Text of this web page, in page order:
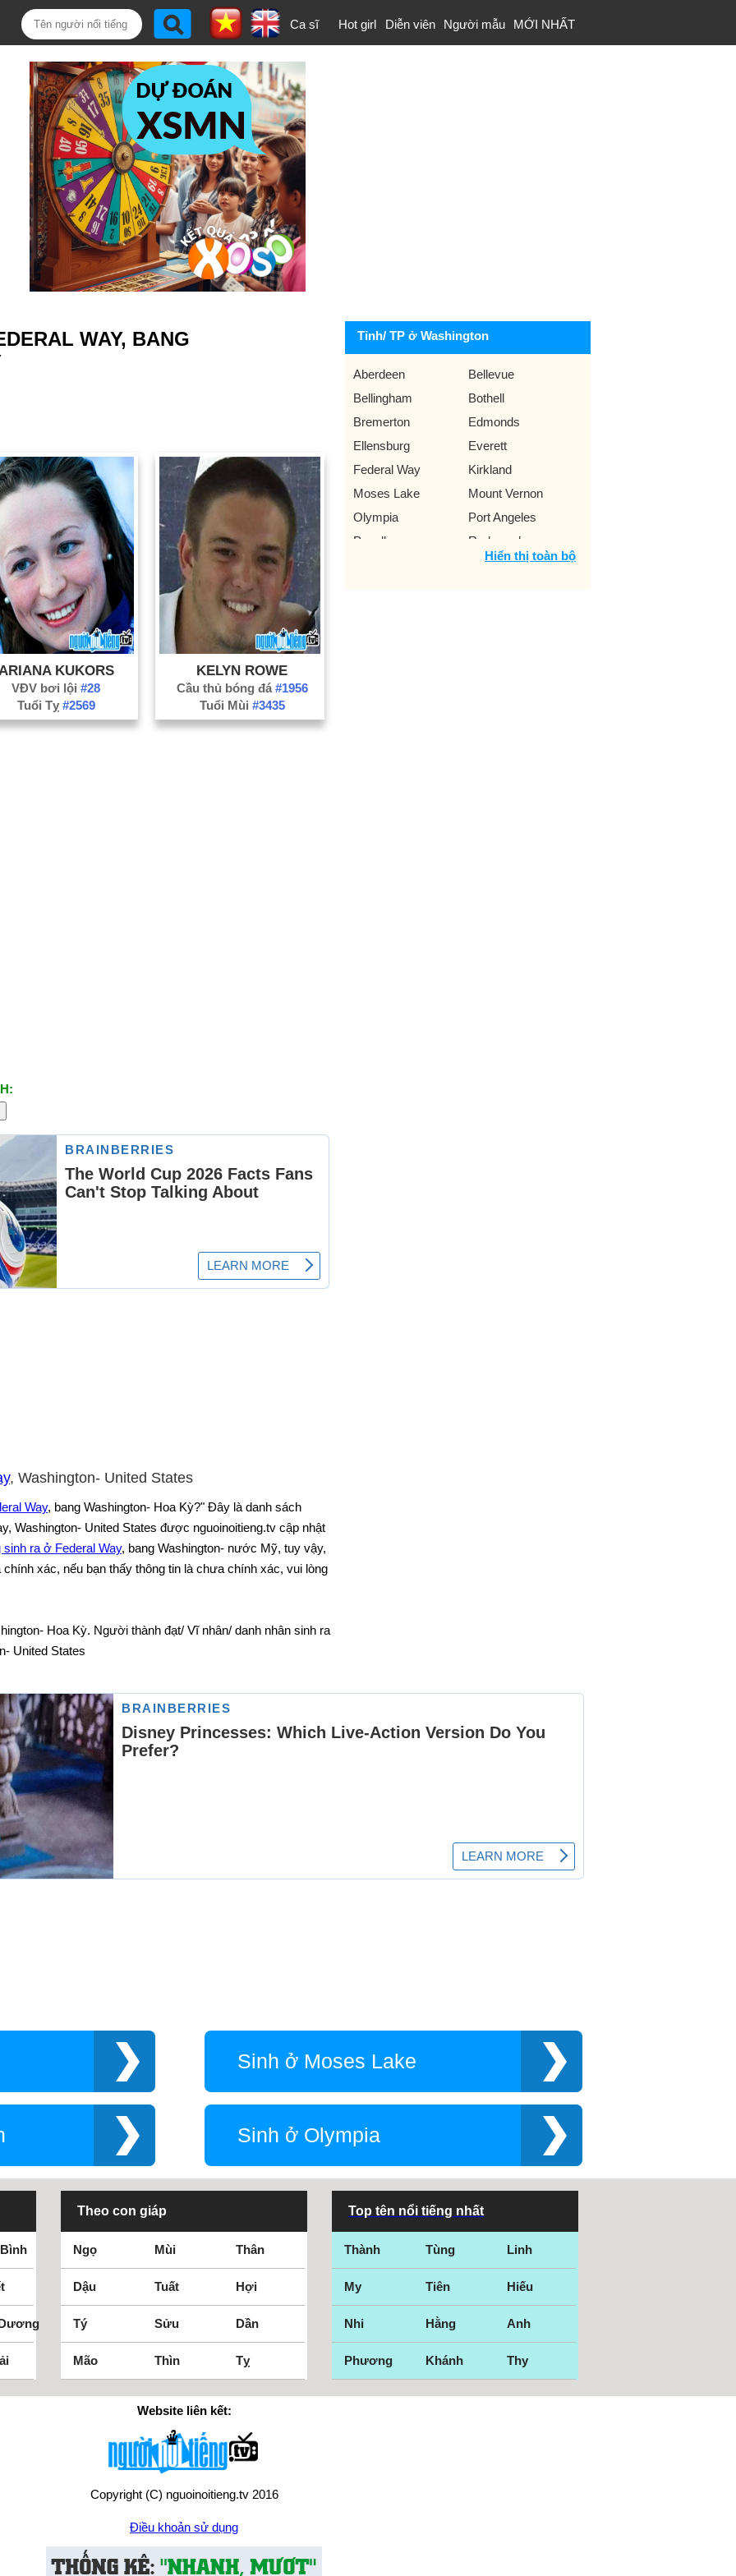
Ca sĩ Hot girl Diễn viên Người mẫu MỚI NHẤT
WAY, BANG
KUKORS
VĐV bơi lội#28
Tuổi Tỵ #2569
KELYN ROWE
Cầu thủ bóng đá #1956
Tuổi Mùi #3435
, Washington- United States
Way, bang Washington- Hoa Kỳ?" Đây là danh sách
Washington- United States được nguoinoitieng.tv cập nhật
ra ở Federal Way, bang Washington- nước Mỹ, tuy vậy,
xác, nếu bạn thấy thông tin là chưa chính xác, vui lòng
Hoa Kỳ. Người thành đạt/ Vĩ nhân/ danh nhân sinh ra
United States
Tỉnh/ TP ở Washington
Aberdeen
Bellevue
Bellingham
Bothell
Bremerton
Edmonds
Ellensburg
Everett
Federal Way
Kirkland
Moses Lake
Mount Vernon
Olympia
Port Angeles
Puyallup
Redmond
Richland
Hiển thị toàn bộ
Sinh ở Moses Lake
Sinh ở Olympia
Theo con giáp
Ngọ Mùi Thân
Dậu Tuất Hợi
Tý Sửu Dần
Mão Thìn Tỵ
Top tên nổi tiếng nhất
Thành Tùng Linh
My Tiên Hiếu
Nhi Hằng Anh
Phương Khánh Thy
Website liên kết:
Copyright (C) nguoinoitieng.tv 2016
Điều khoản sử dụng